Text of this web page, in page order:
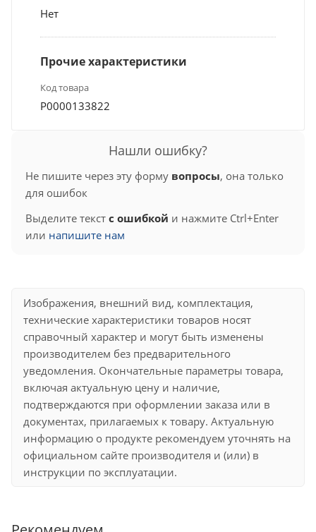
Нет
Прочие характеристики
Код товара
Р0000133822
Нашли ошибку?
Не пишите через эту форму вопросы, она только
для ошибок
Выделите текст с ошибкой и нажмите Ctrl+Enter
или напишите нам
Изображения, внешний вид, комплектация,
технические характеристики товаров носят
справочный характер и могут быть изменены
производителем без предварительного
уведомления. Окончательные параметры товара,
включая актуальную цену и наличие,
подтверждаются при оформлении заказа или в
документах, прилагаемых к товару. Актуальную
информацию о продукте рекомендуем уточнять на
официальном сайте производителя и (или) в
инструкции по эксплуатации.